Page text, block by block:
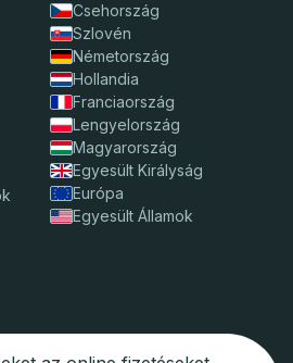
Csehország
Szlovén
Németország
Hollandia
Franciaország
Lengyelország
Magyarország
Egyesült Királyság
Európa
Egyesült Államok